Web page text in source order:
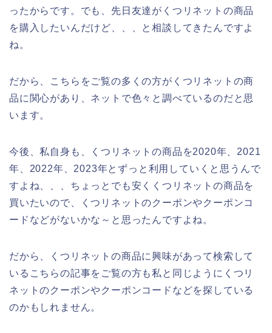
ったからです。でも、先日友達がくつリネットの商品
を購入したいんだけど、、、と相談してきたんですよ
ね。
だから、こちらをご覧の多くの方がくつリネットの商
品に関心があり、ネットで色々と調べているのだと思
います。
今後、私自身も、くつリネットの商品を2020年、2021
年、2022年、2023年とずっと利用していくと思うんで
すよね、、、ちょっとでも安くくつリネットの商品を
買いたいので、くつリネットのクーポンやクーポンコ
ードなどがないかな～と思ったんですよね。
だから、くつリネットの商品に興味があって検索して
いるこちらの記事をご覧の方も私と同じようにくつリ
ネットのクーポンやクーポンコードなどを探している
のかもしれません。